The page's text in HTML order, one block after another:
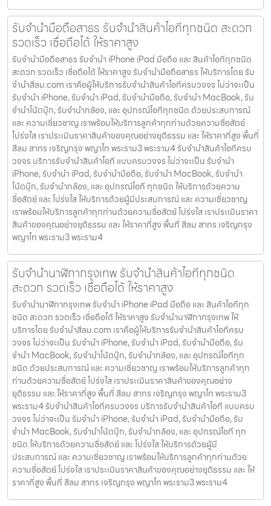
รับจำนำมือถือสาธร รับจำนำสินค้าไอทีทุกชนิด สะดวก
รวดเร็ว เชื่อถือได้ ให้ราคาสูง
รับจำนำมือถือสาธร รับจำนำ iPhone iPad มือถือ และ สินค้าไอทีทุกชนิด
สะดวก รวดเร็ว เชื่อถือได้ ให้ราคาสูง รับจำนำมือถือสาธร ให้บริการโดย รับ
จํานําสีลม.com เราคือผู้ให้บริการรับจำนำสินค้าไอทีครบวงจร ไม่ว่าจะเป็น
รับจำนำ iPhone, รับจำนำ iPad, รับจำนำมือถือ, รับจำนำ MacBook, รับ
จำนำโน้ตบุ๊ก, รับจำนำกล้อง, และ อุปกรณ์ไอทีทุกชนิด ด้วยประสบการณ์
และ ความเชี่ยวชาญ เราพร้อมให้บริการลูกค้าทุกท่านด้วยความซื่อสัตย์
โปร่งใส เราประเมินราคาสินค้าของคุณอย่างยุติธรรม และ ให้ราคาที่สูง พื้นที่
สีลม สาทร เจริญกรุง พญาไท พระราม3 พระราม4 รับจำนำสินค้าไอทีครบ
วงจร บริการรับจำนำสินค้าไอที แบบครบวงจร ไม่ว่าจะเป็น รับจำนำ
iPhone, รับจำนำ iPad, รับจำนำมือถือ, รับจำนำ MacBook, รับจำนำ
โน้ตบุ๊ก, รับจำนำกล้อง, และ อุปกรณ์ไอที ทุกชนิด ให้บริการด้วยความ
ซื่อสัตย์ และ โปร่งใส ให้บริการด้วยผู้มีประสบการณ์ และ ความเชี่ยวชาญ
เราพร้อมให้บริการลูกค้าทุกท่านด้วยความซื่อสัตย์ โปร่งใส เราประเมินราคา
สินค้าของคุณอย่างยุติธรรม และ ให้ราคาที่สูง พื้นที่ สีลม สาทร เจริญกรุง
พญาไท พระราม3 พระราม4
รับจำนำนาฬิกากรุงเทพ รับจำนำสินค้าไอทีทุกชนิด
สะดวก รวดเร็ว เชื่อถือได้ ให้ราคาสูง
รับจำนำนาฬิกากรุงเทพ รับจำนำ iPhone iPad มือถือ และ สินค้าไอทีทุก
ชนิด สะดวก รวดเร็ว เชื่อถือได้ ให้ราคาสูง รับจำนำนาฬิกากรุงเทพ ให้
บริการโดย รับจํานําสีลม.com เราคือผู้ให้บริการรับจำนำสินค้าไอทีครบ
วงจร ไม่ว่าจะเป็น รับจำนำ iPhone, รับจำนำ iPad, รับจำนำมือถือ, รับ
จำนำ MacBook, รับจำนำโน้ตบุ๊ก, รับจำนำกล้อง, และ อุปกรณ์ไอทีทุก
ชนิด ด้วยประสบการณ์ และ ความเชี่ยวชาญ เราพร้อมให้บริการลูกค้าทุก
ท่านด้วยความซื่อสัตย์ โปร่งใส เราประเมินราคาสินค้าของคุณอย่าง
ยุติธรรม และ ให้ราคาที่สูง พื้นที่ สีลม สาทร เจริญกรุง พญาไท พระราม3
พระราม4 รับจำนำสินค้าไอทีครบวงจร บริการรับจำนำสินค้าไอที แบบครบ
วงจร ไม่ว่าจะเป็น รับจำนำ iPhone, รับจำนำ iPad, รับจำนำมือถือ, รับ
จำนำ MacBook, รับจำนำโน้ตบุ๊ก, รับจำนำกล้อง, และ อุปกรณ์ไอที ทุก
ชนิด ให้บริการด้วยความซื่อสัตย์ และ โปร่งใส ให้บริการด้วยผู้มี
ประสบการณ์ และ ความเชี่ยวชาญ เราพร้อมให้บริการลูกค้าทุกท่านด้วย
ความซื่อสัตย์ โปร่งใส เราประเมินราคาสินค้าของคุณอย่างยุติธรรม และ ให้
ราคาที่สูง พื้นที่ สีลม สาทร เจริญกรุง พญาไท พระราม3 พระราม4